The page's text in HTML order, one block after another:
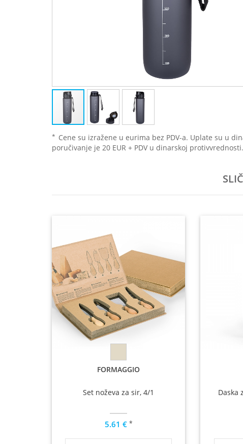
* Cene su izražene u eurima bez PDV-a. Uplate su u
poručivanje je 20 EUR + PDV u dinarskoj protivvrednosti.
FORMAGGIO
Set noževa za sir, 4/1
5.61 € *
Daska